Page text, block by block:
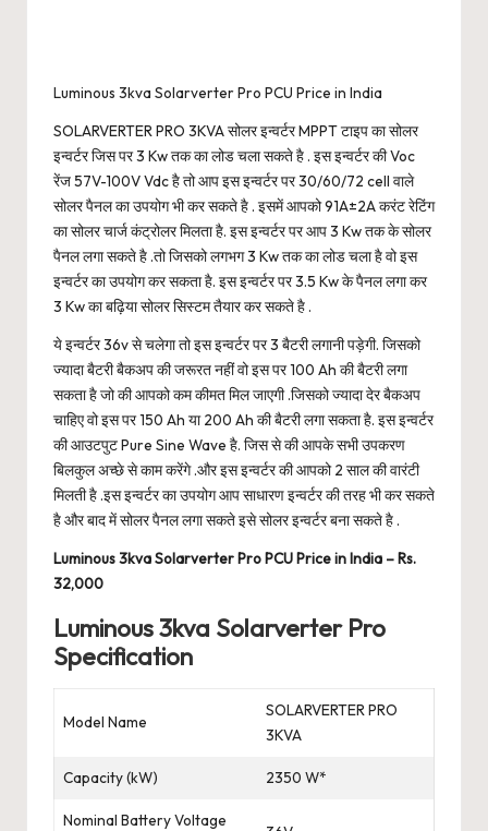
Luminous 3kva Solarverter Pro PCU Price in India
SOLARVERTER PRO 3KVA सोलर इन्वर्टर MPPT टाइप का सोलर
इन्वर्टर जिस पर 3 Kw तक का लोड चला सकते है . इस इन्वर्टर की Voc
रेंज 57V-100V Vdc है तो आप इस इन्वर्टर पर 30/60/72 cell वाले
सोलर पैनल का उपयोग भी कर सकते है . इसमें आपको 91A±2A करंट रेटिंग
का सोलर चार्ज कंट्रोलर मिलता है. इस इन्वर्टर पर आप 3 Kw तक के सोलर
पैनल लगा सकते है .तो जिसको लगभग 3 Kw तक का लोड चला है वो इस
इन्वर्टर का उपयोग कर सकता है. इस इन्वर्टर पर 3.5 Kw के पैनल लगा कर
3 Kw का बढ़िया सोलर सिस्टम तैयार कर सकते है .
ये इन्वर्टर 36v से चलेगा तो इस इन्वर्टर पर 3 बैटरी लगानी पड़ेगी. जिसको
ज्यादा बैटरी बैकअप की जरूरत नहीं वो इस पर 100 Ah की बैटरी लगा
सकता है जो की आपको कम कीमत मिल जाएगी .जिसको ज्यादा देर बैकअप
चाहिए वो इस पर 150 Ah या 200 Ah की बैटरी लगा सकता है. इस इन्वर्टर
की आउटपुट Pure Sine Wave है. जिस से की आपके सभी उपकरण
बिलकुल अच्छे से काम करेंगे .और इस इन्वर्टर की आपको 2 साल की वारंटी
मिलती है .इस इन्वर्टर का उपयोग आप साधारण इन्वर्टर की तरह भी कर सकते
है और बाद में सोलर पैनल लगा सकते इसे सोलर इन्वर्टर बना सकते है .
Luminous 3kva Solarverter Pro PCU Price in India – Rs.
32,000
Luminous 3kva Solarverter Pro
Specification
Model Name
SOLARVERTER PRO
3KVA
Capacity (kW) 2350 W*
Nominal Battery Voltage